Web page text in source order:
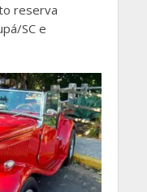
reserva
SC e